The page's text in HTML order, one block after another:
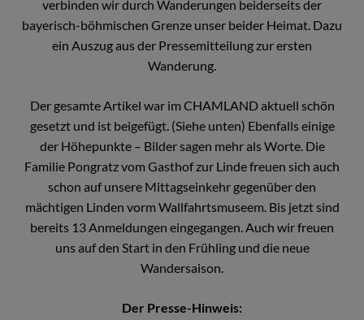
verbinden wir durch Wanderungen beiderseits der
bayerisch-böhmischen Grenze unser beider Heimat. Dazu
ein Auszug aus der Pressemitteilung zur ersten
Wanderung.
Der gesamte Artikel war im CHAMLAND aktuell schön
gesetzt und ist beigefügt. (Siehe unten) Ebenfalls einige
der Höhepunkte – Bilder sagen mehr als Worte. Die
Familie Pongratz vom Gasthof zur Linde freuen sich auch
schon auf unsere Mittagseinkehr gegenüber den
mächtigen Linden vorm Wallfahrtsmuseem. Bis jetzt sind
bereits 13 Anmeldungen eingegangen. Auch wir freuen
uns auf den Start in den Frühling und die neue
Wandersaison.
Der Presse-Hinweis: